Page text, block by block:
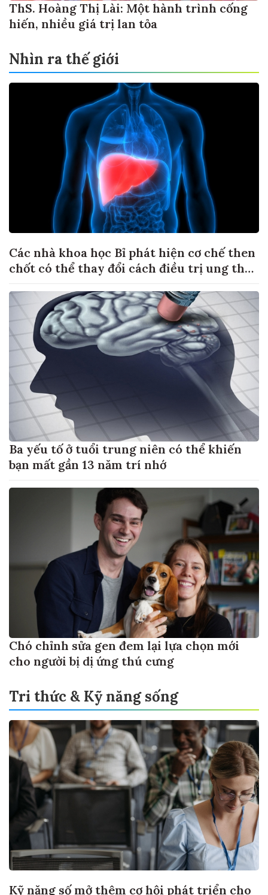
ThS. Hoàng Thị Lài: Một hành trình cống
hiến, nhiều giá trị lan tỏa
Nhìn ra thế giới
Các nhà khoa học Bỉ phát hiện cơ chế then
chốt có thể thay đổi cách điều trị ung thư
Ba yếu tố ở tuổi trung niên có thể khiến
bạn mất gần 13 năm trí nhớ
Chó chỉnh sửa gen đem lại lựa chọn mới
cho người bị dị ứng thú cưng
Tri thức & Kỹ năng sống
Kỹ năng số mở thêm cơ hội phát triển cho